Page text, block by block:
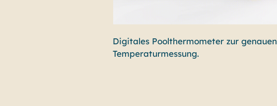
Digitales Poolthermometer zur genauen
Temperaturmessung.